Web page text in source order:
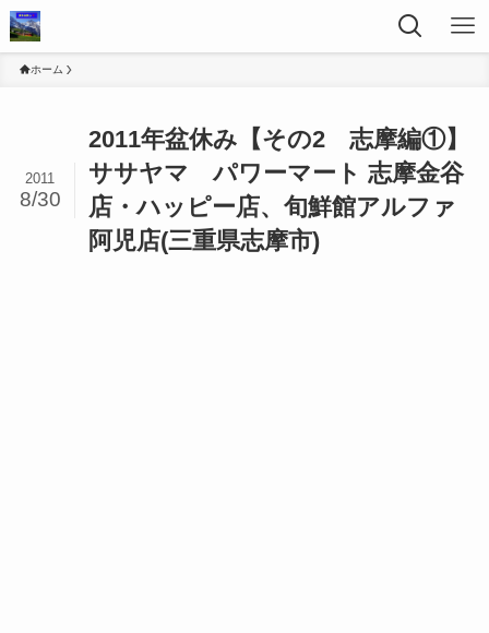
ホーム
2011年盆休み【その2 志摩編①】
ササヤマ パワーマート 志摩金谷
店・ハッピー店、旬鮮館アルファ
阿児店(三重県志摩市)
2011
8/30